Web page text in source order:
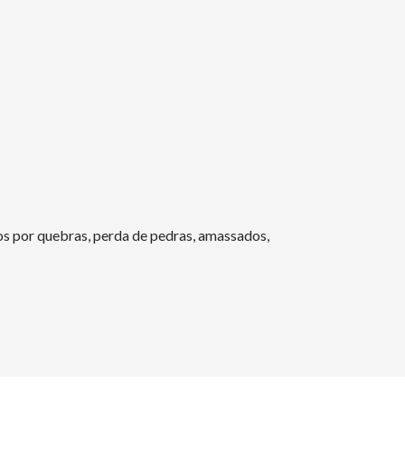
quebras, perda de pedras, amassados,